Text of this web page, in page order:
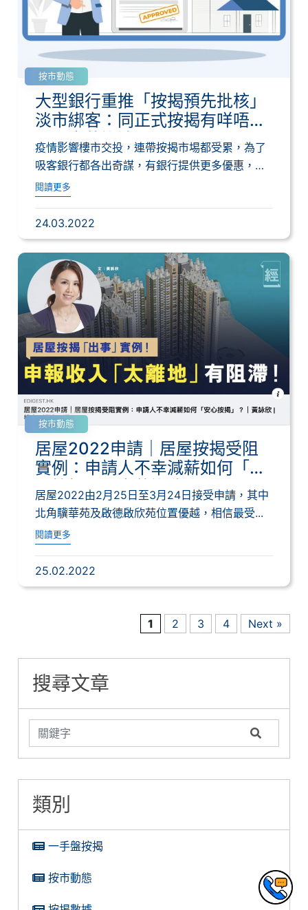
按市動態
大型銀行重推「按揭預先批核」
淡市綁客：同正式按揭有咩唔
同？｜黃詠欣
疫情影響樓市交投，連帶按揭市埸都受累，為了
吸客銀行都各出奇謀，有銀行提供更多優惠，亦
有銀行...
閱讀更多
24.03.2022
按市動態
居屋2022申請｜居屋按揭受阻
實例：申請人不幸減薪如何「安
心按揭」？｜黃詠欣
居屋2022由2月25日至3月24日接受申請，其中
北角驥華苑及啟德啟欣苑位置優越，相信最受...
閱讀更多
25.02.2022
1 2 3 4 Next »
搜尋文章
類別
一手盤按揭
按市動態